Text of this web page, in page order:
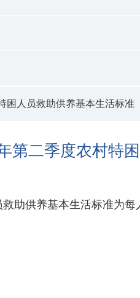
困人员救助供养基本生活标准
第二季度农村特
助供养基本生活标准为每